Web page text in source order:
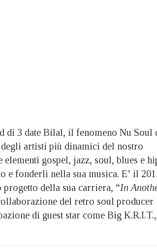
di 3 date Bilal, il fenomeno Nu Soul
artisti più dinamici del nostro
gospel, jazz, soul, blues e
e fonderli nella sua musica. E’ il
progetto della sua carriera, “In
del retro soul producer
di guest star come Big K.R.I.T.,